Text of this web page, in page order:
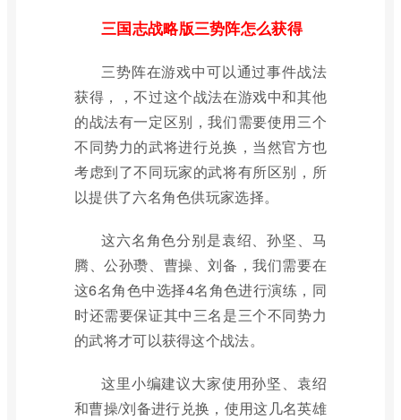
三国志战略版三势阵怎么获得
三势阵在游戏中可以通过事件战法
获得，，不过这个战法在游戏中和其他
的战法有一定区别，我们需要使用三个
不同势力的武将进行兑换，当然官方也
考虑到了不同玩家的武将有所区别，所
以提供了六名角色供玩家选择。
这六名角色分别是袁绍、孙坚、马
腾、公孙瓒、曹操、刘备，我们需要在
这6名角色中选择4名角色进行演练，同
时还需要保证其中三名是三个不同势力
的武将才可以获得这个战法。
这里小编建议大家使用孙坚、袁绍
和曹操/刘备进行兑换，使用这几名英雄